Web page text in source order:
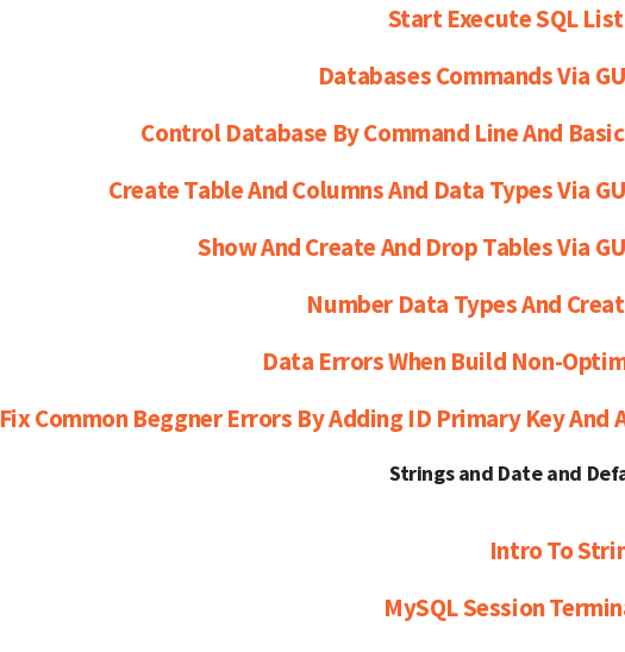
Start Execute SQL
Databases Commands Via
Control Database By Command Line And
Create Table And Columns And Data Types Via
Show And Create And Drop Tables Via
Number Data Types And
Data Errors When Build Non-
Fix Common Beggner Errors By Adding ID Primary Key And
Intro To
MySQL Session